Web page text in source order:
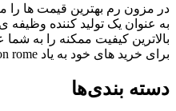
در مزون رم بهترین قیمت ها را
به عنوان یک تولید کننده وظیفه
بالاترین کیفیت ممکنه را به شما
برای خرید های خود به یاد mezon rome باشید
دسته بندی‌ها